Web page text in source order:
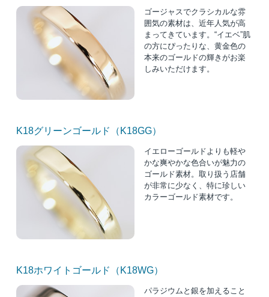
ゴージャスでクラシカルな雰
囲気の素材は、近年人気が高
まってきています。“イエベ”肌
の方にぴったりな、黄金色の
本来のゴールドの輝きがお楽
しみいただけます。
K18グリーンゴールド（K18GG）
イエローゴールドよりも軽や
かな爽やかな色合いが魅力の
ゴールド素材。取り扱う店舗
が非常に少なく、特に珍しい
カラーゴールド素材です。
K18ホワイトゴールド（K18WG）
パラジウムと銀を加えること